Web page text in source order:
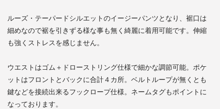
ルーズ・テーパードシルエットのイージーパンツとなり、裾口は
細めなので裾を引きずる様な事も無く綺麗に着用可能です。伸縮
も強くストレスを感じません。
ウエストはゴム＋ドローストリング仕様で細かな調節可能。ポケ
ットはフロントとバックに合計４カ所。ベルトループが無くとも
鍵などを接続出来るフックロープ仕様。ネームタグもポイントに
なっております。